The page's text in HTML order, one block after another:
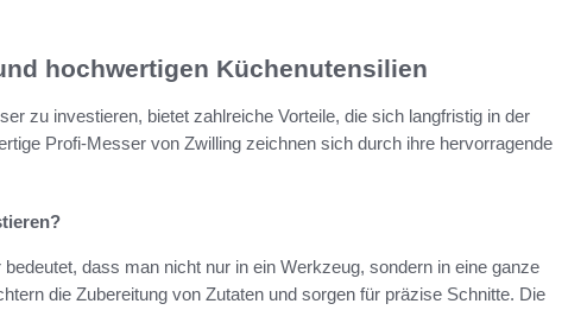
hochwertigen Küchenutensilien
zu investieren, bietet zahlreiche Vorteile, die sich langfristig in der
Profi-Messer von Zwilling zeichnen sich durch ihre hervorragende
dass man nicht nur in ein Werkzeug, sondern in eine ganze
die Zubereitung von Zutaten und sorgen für präzise Schnitte. Die